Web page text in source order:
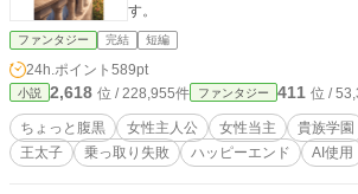
す。
ファンタジー 完結 短編
24h.ポイント 589pt
小説 2,618 位 / 228,955件 ファンタジー 411 位 /
ちょっと腹黒 女性主人公 女性当主 貴族学園
王太子
乗っ取り失敗 ハッピーエンド AI使用